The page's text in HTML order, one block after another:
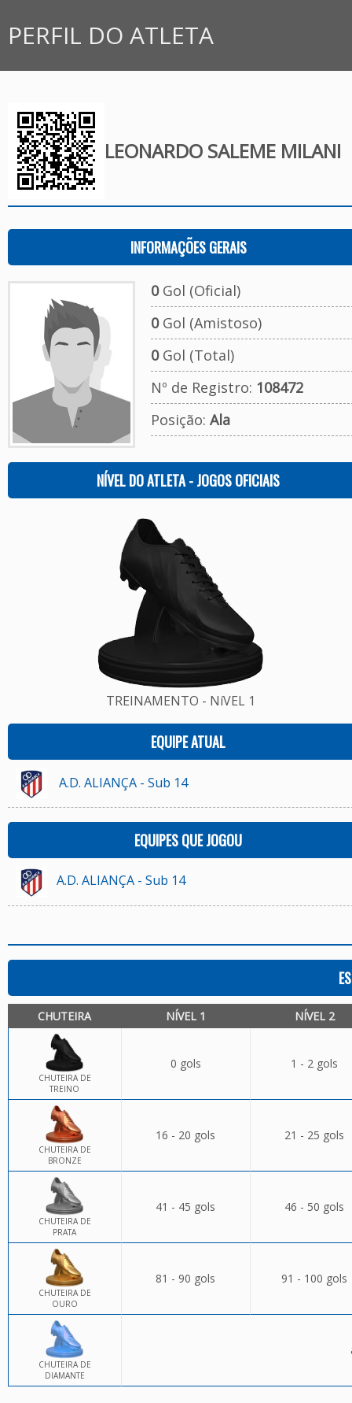
PERFIL DO ATLETA
LEONARDO SALEME MILANI
INFORMAÇÕES GERAIS
0Gol (Oficial)
0Gol (Amistoso)
0Gol (Total)
Nº de Registro: 108472
Posição: Ala
NÍVEL DO ATLETA - JOGOS OFICIAIS
TREINAMENTO - NíVEL 1
EQUIPE ATUAL
A.D. ALIANÇA - Sub 14
EQUIPES QUE JOGOU
A.D. ALIANÇA - Sub 14
CHUTEIRA NÍVEL 1 NÍVEL 2
CHUTEIRA DE
TREINO
0 gols 1 - 2 gols
CHUTEIRA DE
BRONZE
16 - 20 gols 21 - 25 gols
CHUTEIRA DE
PRATA
41 - 45 gols 46 - 50 gols
CHUTEIRA DE
OURO
81 - 90 gols 91 - 100 gols
CHUTEIRA DE
DIAMANTE